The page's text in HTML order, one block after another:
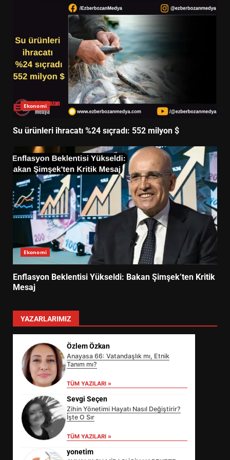
Ekonomi
Su ürünleri ihracatı %24 sıçradı: 552 milyon $
Ekonomi
Enflasyon Beklentisi Yükseldi: Bakan Şimşek’ten Kritik
Mesaj
YAZARLARIMIZ
Özlem Özkan
Anayasa 66: Vatandaşlık mı, Etnik
Tanım mı?
TÜM YAZILARI »
Sevgi Seçen
Zihin Yönetimi Hayatı Nasıl Değiştirir?
İşte O Sır
TÜM YAZILARI »
yonetim